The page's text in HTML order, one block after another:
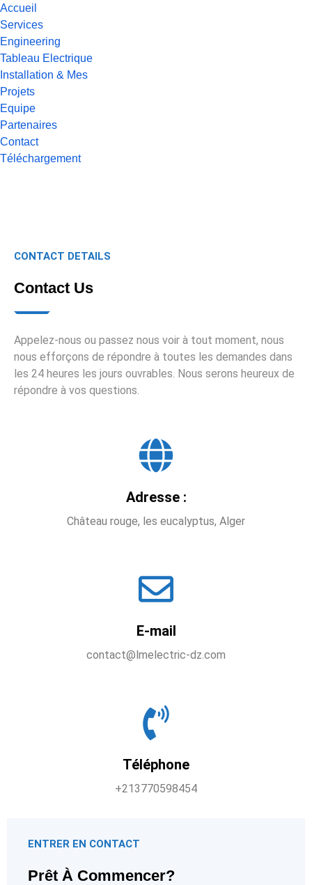
Accueil
Services
Engineering
Tableau Electrique
Installation & Mes
Projets
Equipe
Partenaires
Contact
Téléchargement
CONTACT DETAILS
Contact Us
Appelez-nous ou passez nous voir à tout moment, nous
nous efforçons de répondre à toutes les demandes dans
les 24 heures les jours ouvrables. Nous serons heureux de
répondre à vos questions.
Adresse :
Château rouge, les eucalyptus, Alger
E-mail
contact@lmelectric-dz.com
Téléphone
+213770598454
ENTRER EN CONTACT
Prêt À Commencer?